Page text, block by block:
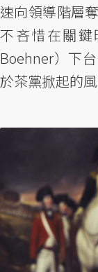
速向領導階層
不吝惜在關
Boehner）下
於茶黨掀起的風